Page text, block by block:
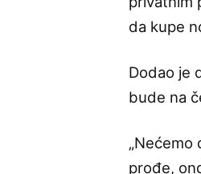
da kupe
Dodao je
bude na
„Nećemo
prođe,